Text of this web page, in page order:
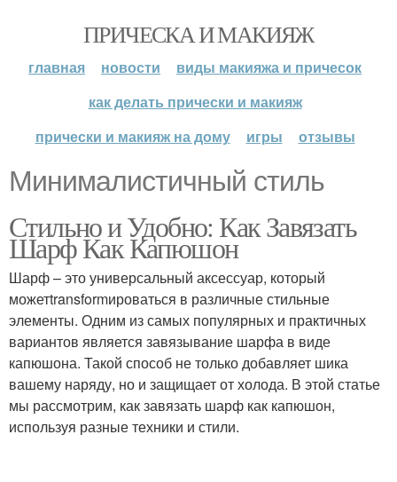
ПРИЧЕСКА И МАКИЯЖ
главная новости
виды макияжа и причесок
как делать прически и макияж
прически и макияж на дому
игры отзывы
Минималистичный стиль
Стильно и Удобно: Как Завязать
Шарф Как Капюшон
Шарф – это универсальный аксессуар, который
можетtransformироваться в различные стильные
элементы. Одним из самых популярных и практичных
вариантов является завязывание шарфа в виде
капюшона. Такой способ не только добавляет шика
вашему наряду, но и защищает от холода. В этой статье
мы рассмотрим, как завязать шарф как капюшон,
используя разные техники и стили.